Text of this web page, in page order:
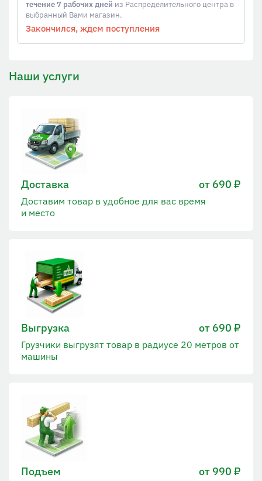
течение 7 рабочих дней из Распределительного центра в
выбранный Вами магазин.
Закончился, ждем поступления
Наши услуги
Доставка от 690 ₽
Доставим товар в удобное для вас время
и место
Выгрузка от 690 ₽
Грузчики выгрузят товар в радиусе 20 метров от
машины
Подъем от 990 ₽